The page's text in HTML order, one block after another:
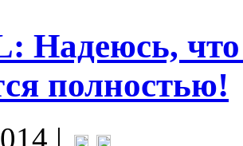
Надеюсь,
полностью!
|